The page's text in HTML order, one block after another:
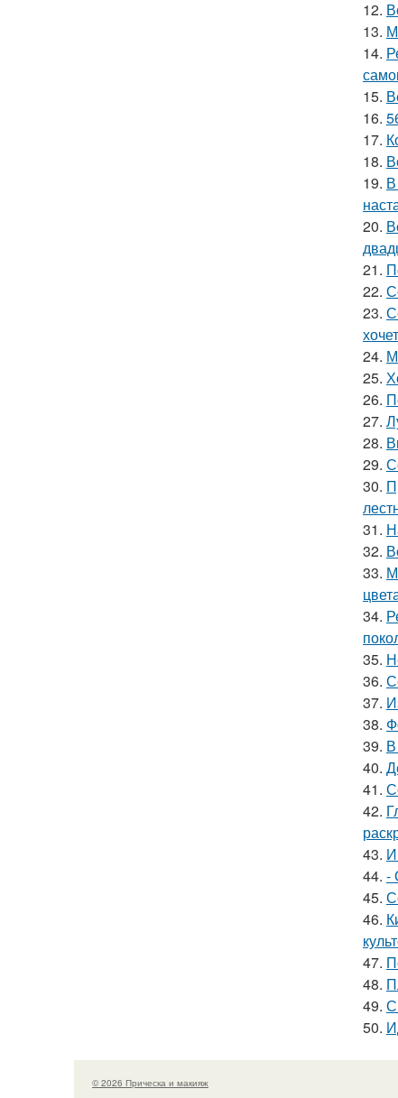
12.
13.
14.
15.
16.
17.
18.
19.
20.
21.
22.
23.
24.
25.
26.
27.
28.
29.
30.
31.
32.
33.
34.
35.
36.
37.
38.
39.
40.
41.
42.
43.
44. -
45.
46.
47.
48.
49.
50.
© 2026 Прическа и макияж